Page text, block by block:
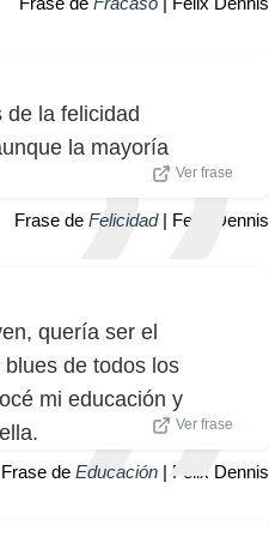
de la felicidad
la mayoría
Ver frase
Frase de Felicidad| Felix Dennis
quería ser el
de todos los
mi educación y
Ver frase
Frase de Educación | Felix Dennis